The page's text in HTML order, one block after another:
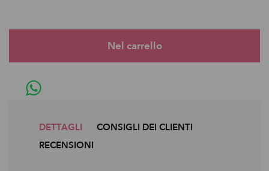
DETTAGLI
CONSIGLI DEI CLIENTI
RECENSIONI